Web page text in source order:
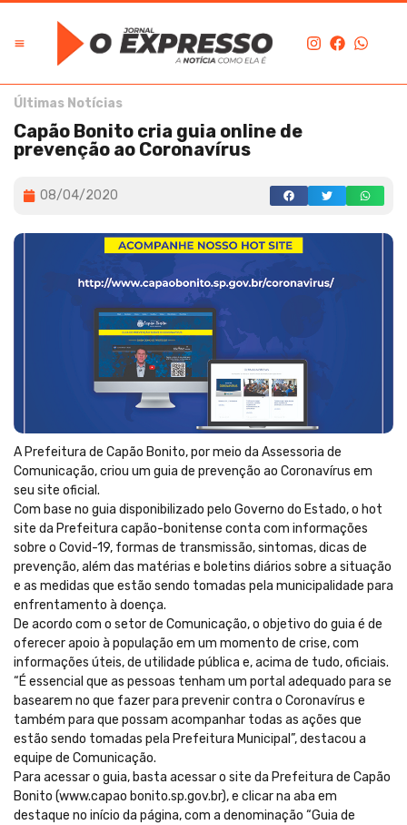
Últimas Notícias
Capão Bonito cria guia online de
prevenção ao Coronavírus
08/04/2020
A Prefeitura de Capão Bonito, por meio da Assessoria de
Comunicação, criou um guia de prevenção ao Coronavírus em
seu site oficial.
Com base no guia disponibilizado pelo Governo do Estado, o hot
site da Prefeitura capão-bonitense conta com informações
sobre o Covid-19, formas de transmissão, sintomas, dicas de
prevenção, além das matérias e boletins diários sobre a situação
e as medidas que estão sendo tomadas pela municipalidade para
enfrentamento à doença.
De acordo com o setor de Comunicação, o objetivo do guia é de
oferecer apoio à população em um momento de crise, com
informações úteis, de utilidade pública e, acima de tudo, oficiais.
“É essencial que as pessoas tenham um portal adequado para se
basearem no que fazer para prevenir contra o Coronavírus e
também para que possam acompanhar todas as ações que
estão sendo tomadas pela Prefeitura Municipal”, destacou a
equipe de Comunicação.
Para acessar o guia, basta acessar o site da Prefeitura de Capão
Bonito (www.capao bonito.sp.gov.br), e clicar na aba em
destaque no início da página, com a denominação “Guia de